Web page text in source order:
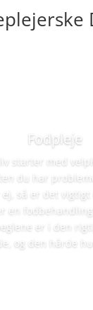
Fodpleje
starter med
du har
så er det
en
er i den
og den hårde